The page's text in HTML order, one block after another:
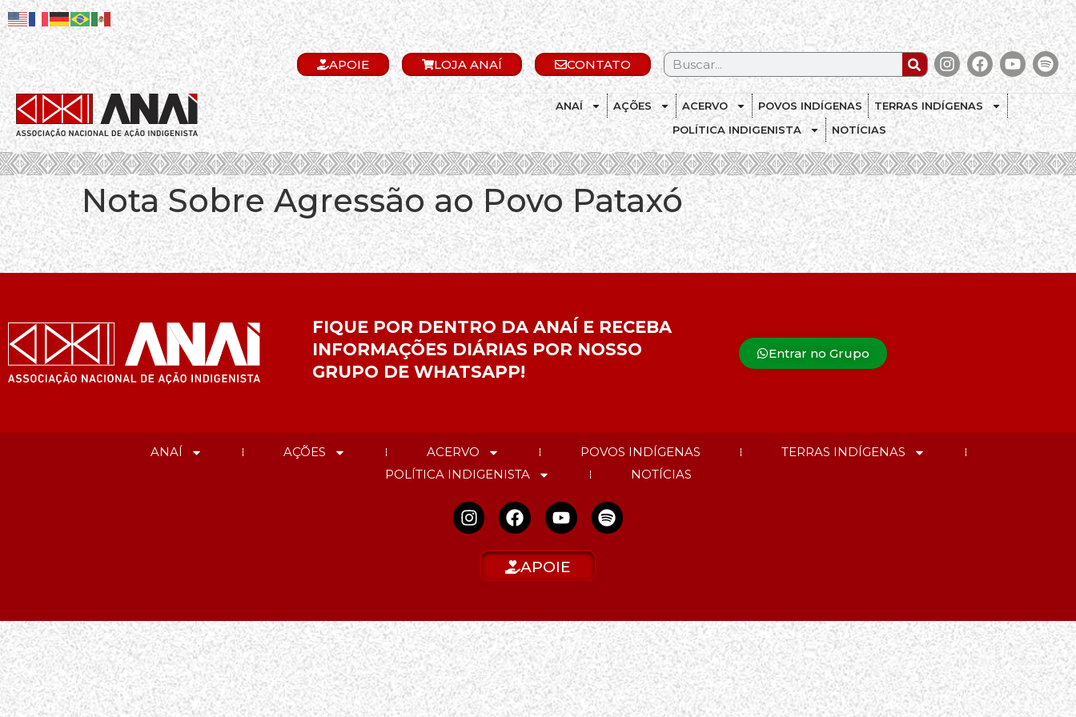
APOIE LOJA ANAÍ CONTATO
ANAÍ AÇÕES ACERVO POVOS INDÍGENAS
TERRAS INDÍGENAS
POLÍTICA INDIGENISTA
NOTÍCIAS
.
Nota Sobre Agressão ao Povo Pataxó
FIQUE POR DENTRO DA ANAÍ E RECEBA
INFORMAÇÕES DIÁRIAS POR NOSSO
GRUPO DE WHATSAPP!
Entrar no Grupo
ANAÍ AÇÕES ACERVO POVOS INDÍGENAS
TERRAS INDÍGENAS
POLÍTICA INDIGENISTA
NOTÍCIAS
APOIE